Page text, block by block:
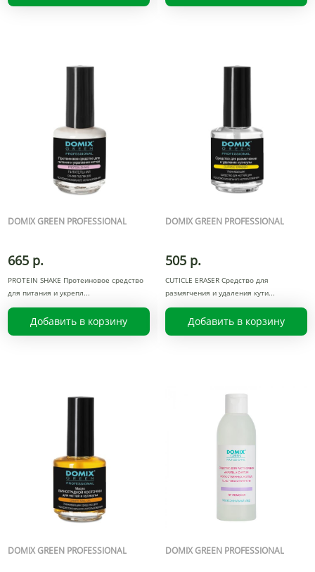
DOMIX GREEN PROFESSIONAL
665 р.
PROTEIN SHAKE Протеиновое средство
для питания и укрепл
Добавить в корзину
DOMIX GREEN PROFESSIONAL
505 р.
CUTICLE ERASER Средство для
размягчения и удаления кути
Добавить в корзину
DOMIX GREEN PROFESSIONAL DOMIX GREEN PROFESSIONAL